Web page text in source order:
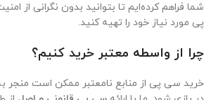
شما فراهم کرده‌ایم تا بتوانید بدون نگرانی از
پی مورد نیاز خود را تهیه کنید.
چرا از واسطه معتبر خرید کنیم؟
خرید سی پی از منابع نامعتبر ممکن است